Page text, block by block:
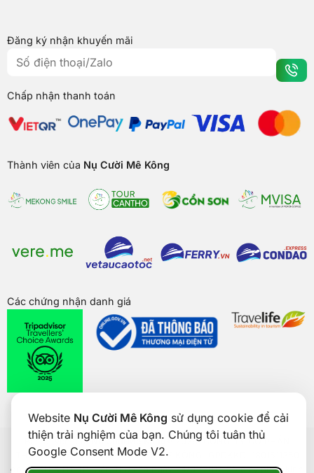
Website Nụ Cười Mê Kông sử dụng cookie để cải
thiện trải nghiệm của bạn. Chúng tôi tuân thủ
Google Consent Mode V2.
Đăng ký nhận khuyến mãi
Chấp nhận thanh toán
Thành viên của Nụ Cười Mê Kông
Các chứng nhận danh giá
Bản quyền củaNụ Cười Mê Kông ® 2026. CÔNG TY CỔ PHẦN
THƯƠNG MẠI DU LỊCH NỤ CƯỜI MÊ KÔNG. GPDKKD: 1801511350
do sở KH & ĐT TP. Cần Thơ cấp ngày 24/01/2017. Số giấy phép kinh